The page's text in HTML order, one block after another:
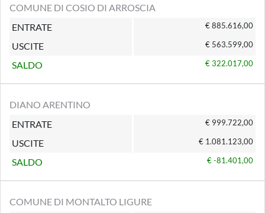
COMUNE DI COSIO DI ARROSCIA
ENTRATE
€ 885.616,00
USCITE € 563.599,00
SALDO € 322.017,00
DIANO ARENTINO
ENTRATE
€ 999.722,00
USCITE € 1.081.123,00
SALDO € -81.401,00
COMUNE DI MONTALTO LIGURE